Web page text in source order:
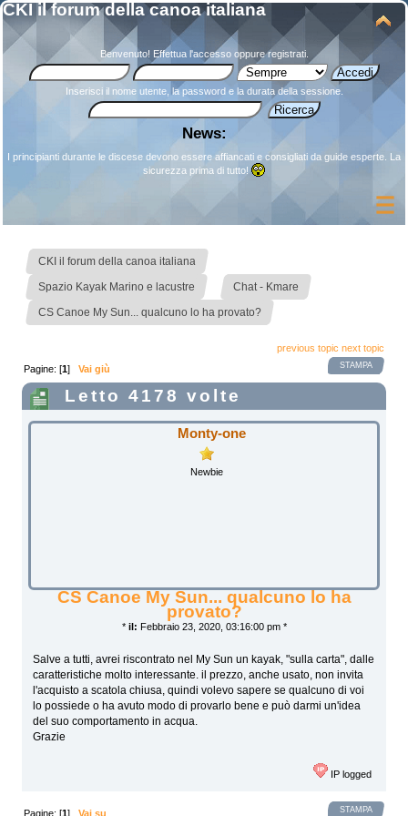
CKI il forum della canoa italiana
Benvenuto! Effettua l'accessooppureregistrati.
Inserisci il nome utente, la password e la durata della sessione.
News:
I principianti durante le discese devono essere affiancati e consigliati da guide esperte. La
sicurezza prima di tutto!
CKI il forum della canoa italiana
Spazio Kayak Marino e lacustre Chat - Kmare
CS Canoe My Sun... qualcuno lo ha provato?
previous topic next topic
STAMPA
Pagine: [1]Vai giù
Letto 4178 volte
Monty-one
Newbie
CS Canoe My Sun... qualcuno lo ha
provato?
* il: Febbraio 23, 2020, 03:16:00 pm *
Salve a tutti, avrei riscontrato nel My Sun un kayak, "sulla carta", dalle
caratteristiche molto interessante. il prezzo, anche usato, non invita
l'acquisto a scatola chiusa, quindi volevo sapere se qualcuno di voi
lo possiede o ha avuto modo di provarlo bene e può darmi un'idea
del suo comportamento in acqua.
Grazie
IP logged
STAMPA
Pagine: [1]Vai su